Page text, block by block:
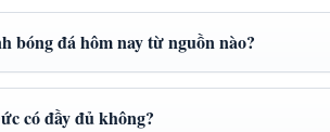
bóng đá hôm nay từ nguồn nào?
có đầy đủ không?